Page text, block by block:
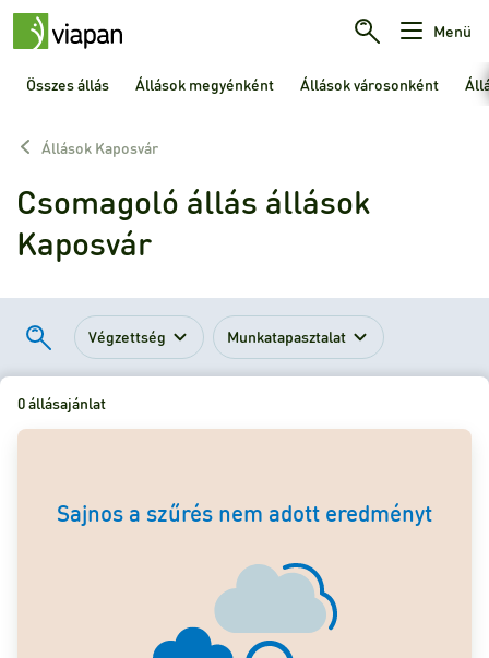
Menü
Összes állás Állások megyénként Állások városonként
Állások Kaposvár
Csomagoló állás állások
Kaposvár
Végzettség Munkatapasztalat
0 állásajánlat
Sajnos a szűrés nem adott eredményt